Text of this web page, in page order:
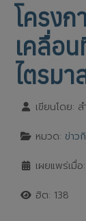
โครง
เคลื่อน
ไตรมา
เขียนโดย:
หมวด: ข่าว
เผยแพร่เมื่
ฮิต: 138